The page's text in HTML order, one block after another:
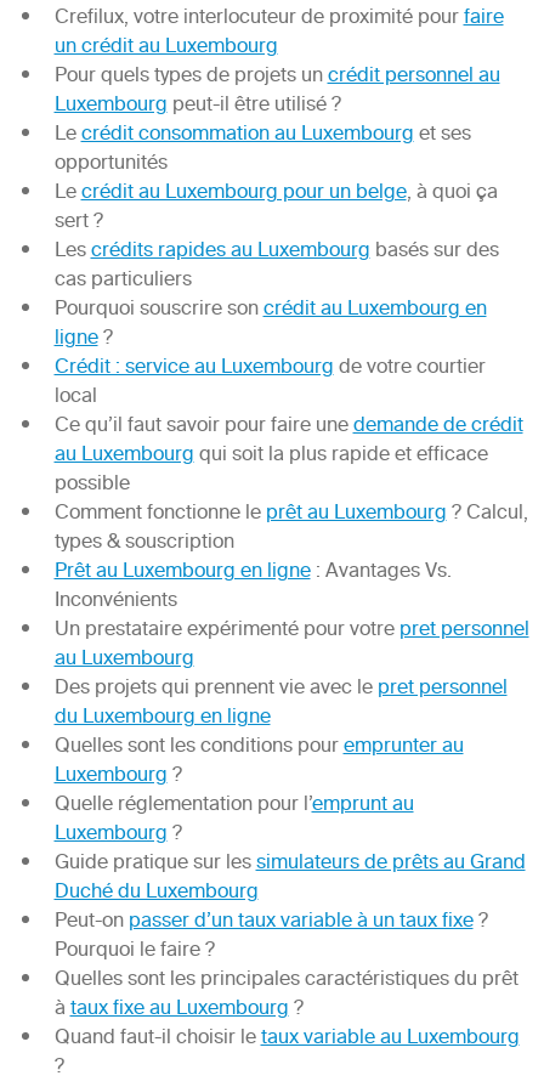
Crefilux, votre interlocuteur de proximité pourfaire
un crédit au Luxembourg
Pour quels types de projets uncrédit personnel au
Luxembourgpeut-il être utilisé ?
Lecrédit consommation au Luxembourget ses
opportunités
Lecrédit au Luxembourg pour un belge, à quoi ça
sert ?
Lescrédits rapides au Luxembourgbasés sur des
cas particuliers
Pourquoi souscrire soncrédit au Luxembourg en
ligne?
Crédit : service au Luxembourgde votre courtier
local
Ce qu’il faut savoir pour faire unedemande de crédit
au Luxembourgqui soit la plus rapide et efficace
possible
Comment fonctionne leprêt au Luxembourg? Calcul,
types & souscription
Prêt au Luxembourg en ligne: Avantages Vs.
Inconvénients
Un prestataire expérimenté pour votrepret personnel
au Luxembourg
Des projets qui prennent vie avec lepret personnel
du Luxembourg en ligne
Quelles sont les conditions pouremprunter au
Luxembourg?
Quelle réglementation pour l’emprunt au
Luxembourg?
Guide pratique sur lessimulateurs de prêts au Grand
Duché du Luxembourg
Peut-onpasser d’un taux variable à un taux fixe?
Pourquoi le faire ?
Quelles sont les principales caractéristiques du prêt
àtaux fixe au Luxembourg?
Quand faut-il choisir letaux variable au Luxembourg
?